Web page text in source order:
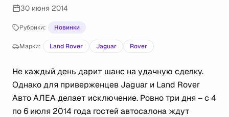
30 июня 2014
Рубрики: Новинки
Марки: Land Rover Jaguar Rover
Не каждый день дарит шанс на удачную сделку.
Однако для приверженцев Jaguar и Land Rover
Авто АЛЕА делает исключение. Ровно три дня – с 4
по 6 июля 2014 года гостей автосалона ждут